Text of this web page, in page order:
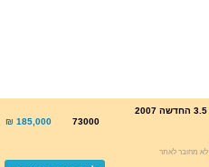
לא מחובר לאתר
73000
185,000 ₪